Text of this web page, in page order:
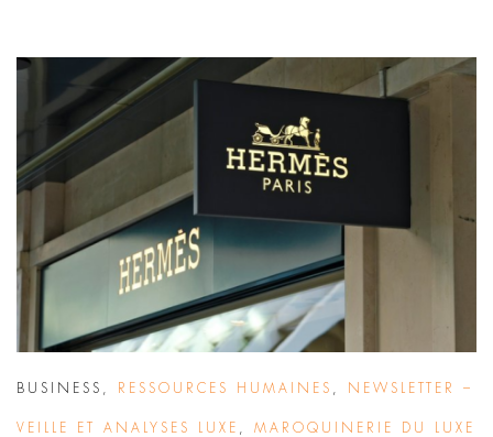
BUSINESS RESSOURCES HUMAINES NEWSLETTER –
VEILLE ET ANALYSES LUXE MAROQUINERIE DU LUXE